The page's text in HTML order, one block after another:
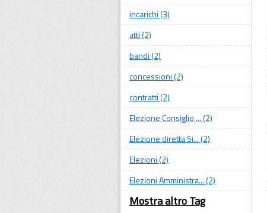
incarichi (3)
atti (2)
bandi (2)
concessioni (2)
contratti (2)
Elezione Consiglio ... (2)
Elezione diretta Si... (2)
Elezioni (2)
Elezioni Amministra... (2)
Mostra altro Tag